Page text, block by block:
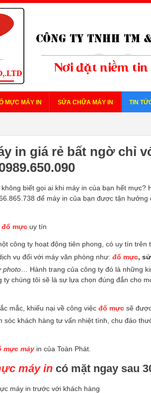
MỰC MÁY IN SỬA CHỮA MÁY IN TIN
in giá rẻ bất ngờ chỉ
biết gọi ai khi máy in của bạn hết mực?
để máy in của bạn được tận
đổ mực uy tín
công ty hoạt động tiên phong, có uy tín
vụ đối với máy văn phòng như: đổ mực,
photo … Hành trang của công ty đó là những
ty chúng tôi sẽ là sự lựa chọn đúng đắn cho
mắc, khiếu nại về công việc đổ mực sẽ
sóc khách hàng tư vấn nhiệt tình, chu đáo
mực máy in của Toàn Phát.
máy in có mặt ngay sau
máy in trước với khách hàng